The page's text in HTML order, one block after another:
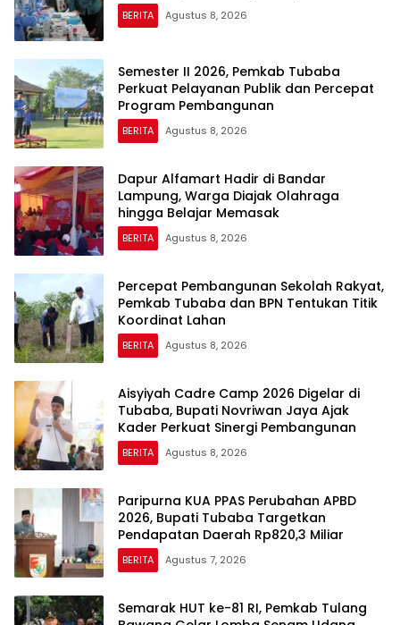
BERITA Agustus 8, 2026
Semester II 2026, Pemkab Tubaba
Perkuat Pelayanan Publik dan Percepat
Program Pembangunan
BERITA Agustus 8, 2026
Dapur Alfamart Hadir di Bandar
Lampung, Warga Diajak Olahraga
hingga Belajar Memasak
BERITA Agustus 8, 2026
Percepat Pembangunan Sekolah Rakyat,
Pemkab Tubaba dan BPN Tentukan Titik
Koordinat Lahan
BERITA Agustus 8, 2026
Aisyiyah Cadre Camp 2026 Digelar di
Tubaba, Bupati Novriwan Jaya Ajak
Kader Perkuat Sinergi Pembangunan
BERITA Agustus 8, 2026
Paripurna KUA PPAS Perubahan APBD
2026, Bupati Tubaba Targetkan
Pendapatan Daerah Rp820,3 Miliar
BERITA Agustus 7, 2026
Semarak HUT ke-81 RI, Pemkab Tulang